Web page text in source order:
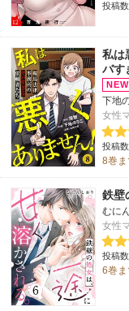
投稿
私は
バす
下地
女性
投稿
8巻ま
鉄壁
むに
女性
投稿
6巻ま